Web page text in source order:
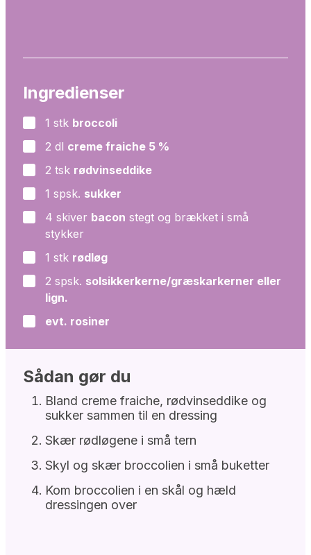
Ingredienser
▢
1 stk broccoli
▢
2 dl creme fraiche 5 %
▢
2 tsk rødvinseddike
▢
1 spsk. sukker
▢
4 skiver bacon stegt og brækket i små
stykker
▢
1 stk rødløg
▢
2 spsk. solsikkerkerne/græskarkerner eller
lign.
▢
evt. rosiner
Sådan gør du
Bland creme fraiche, rødvinseddike og
sukker sammen til en dressing
Skær rødløgene i små tern
Skyl og skær broccolien i små buketter
Kom broccolien i en skål og hæld
dressingen over